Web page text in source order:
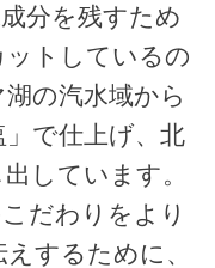
分を残すため
トしているの
の汽水域から
で仕上げ、北
しています。
だわりをより
するために、